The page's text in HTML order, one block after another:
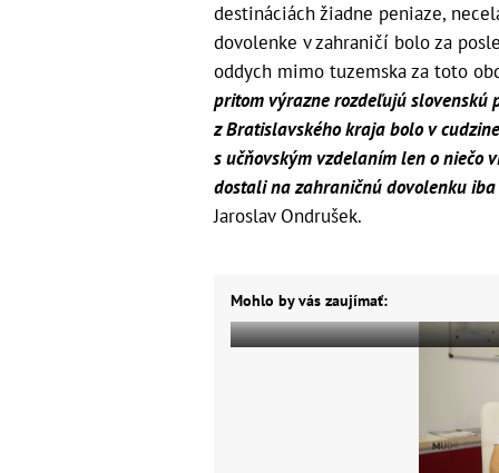
destináciách žiadne peniaze,
dovolenke v zahraničí bolo za
oddych mimo tuzemska za toto
pritom výrazne rozdeľujú
z Bratislavského kraja bolo v
s učňovským vzdelaním len o niečo
dostali na zahraničnú dovolenku iba
Jaroslav Ondrušek.
Mohlo by vás zaujímať: